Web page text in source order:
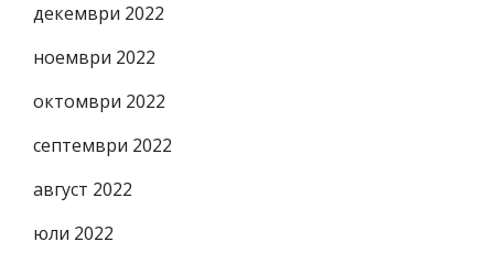
декември 2022
ноември 2022
октомври 2022
септември 2022
август 2022
юли 2022